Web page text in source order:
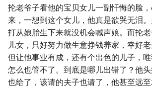
抡老爷子看他的宝贝女儿一副忏悔的脸
来，一想到这个女儿，他真是欲哭无泪
打从娘胎生下来就没机会喊声娘。而抡
儿女，只好努力做生意挣钱养家，幸好
但让他事业有成，还有个出色的儿子，
怎么也管不了。到底是哪儿出错了？他
也给了，该请的夫子也请了，他甚至远